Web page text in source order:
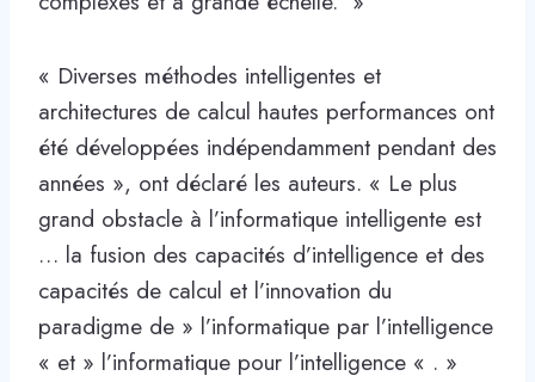
« Diverses méthodes intelligentes et
architectures de calcul hautes performances ont
été développées indépendamment pendant des
années », ont déclaré les auteurs. « Le plus
grand obstacle à l’informatique intelligente est
… la fusion des capacités d’intelligence et des
capacités de calcul et l’innovation du
paradigme de » l’informatique par l’intelligence
« et » l’informatique pour l’intelligence « . »